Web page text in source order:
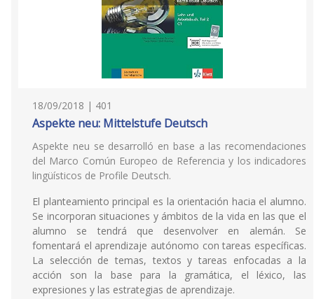
18/09/2018 | 401
Aspekte neu: Mittelstufe Deutsch
Aspekte neu se desarrolló en base a las recomendaciones
del Marco Común Europeo de Referencia y los indicadores
lingüísticos de Profile Deutsch.
El planteamiento principal es la orientación hacia el alumno.
Se incorporan situaciones y ámbitos de la vida en las que el
alumno se tendrá que desenvolver en alemán. Se
fomentará el aprendizaje autónomo con tareas específicas.
La selección de temas, textos y tareas enfocadas a la
acción son la base para la gramática, el léxico, las
expresiones y las estrategias de aprendizaje.